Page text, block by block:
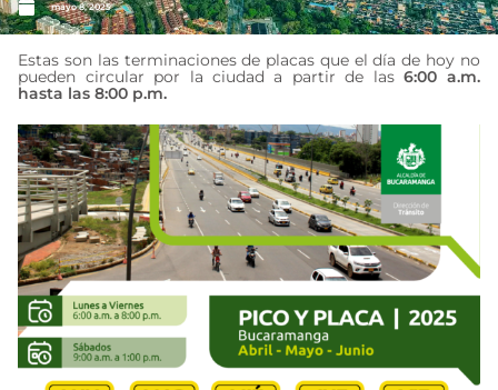
mayo 8, 2025
Estas son las terminaciones de placas que el día de hoy no
pueden circular por la ciudad a partir de las6:00 a.m.
hasta las 8:00 p.m.